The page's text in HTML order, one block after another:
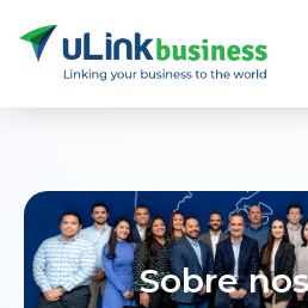
Sobre